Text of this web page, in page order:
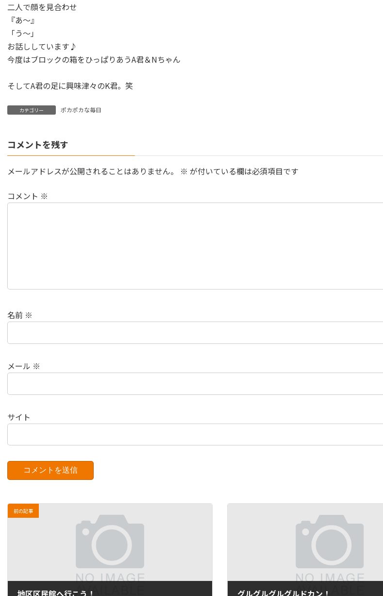
二人で顔を見合わせ
『あ～』
「う～」
お話ししています♪
今度はブロックの箱をひっぱりあうA君＆Nちゃん
そしてA君の足に興味津々のK君。笑
カテゴリー ポカポカな毎日
コメントを残す
メールアドレスが公開されることはありません。 ※ が付いている欄は必須項目です
コメント ※
名前 ※
メール ※
サイト
前の記事
地区区民館へ行こう！ グルグルグルグルドカン！